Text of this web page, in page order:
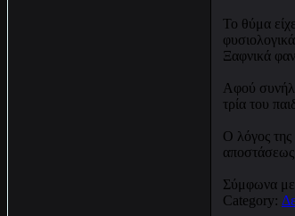
Το θύμα
Ξαφνικά
Αφού
τρία του
Ο λόγος της
Σύμφωνα με
Category: